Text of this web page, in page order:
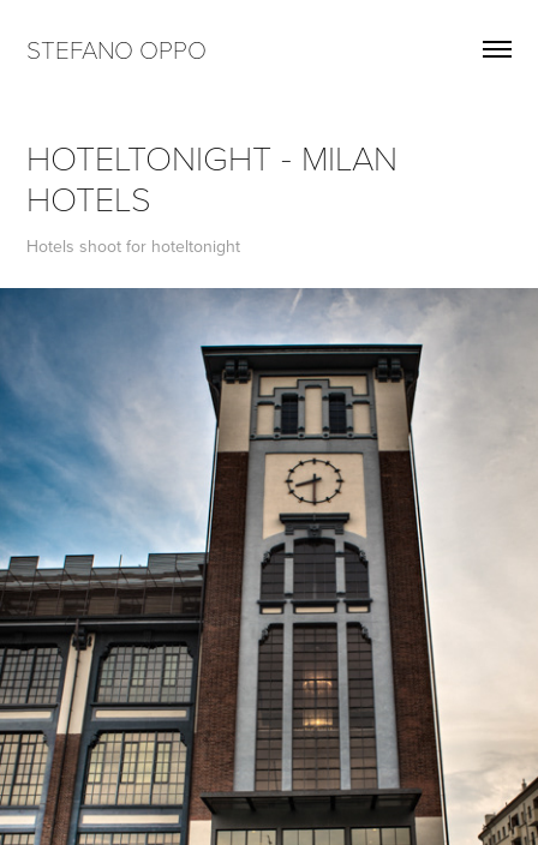
STEFANO OPPO
HOTELTONIGHT - MILAN
HOTELS
Hotels shoot for hoteltonight